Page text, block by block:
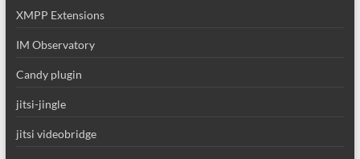
XMPP Extensions
IM Observatory
Candy plugin
jitsi-jingle
jitsi videobridge